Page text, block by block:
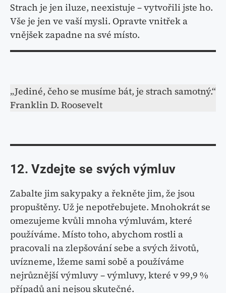
Strach je jen iluze, neexistuje – vytvořili jste ho.
Vše je jen ve vaší mysli. Opravte vnitřek a
vnějšek zapadne na své místo.
„Jediné, čeho se musíme bát, je strach samotný.“
Franklin D. Roosevelt
12. Vzdejte se svých výmluv
Zabalte jim sakypaky a řekněte jim, že jsou
propuštěny. Už je nepotřebujete. Mnohokrát se
omezujeme kvůli mnoha výmluvám, které
používáme. Místo toho, abychom rostli a
pracovali na zlepšování sebe a svých životů,
uvízneme, lžeme sami sobě a používáme
nejrůznější výmluvy – výmluvy, které v 99,9 %
případů ani nejsou skutečné.